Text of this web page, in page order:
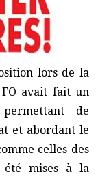
lors de la
avait fait un
de
et abordant le
celles des
été mises à la